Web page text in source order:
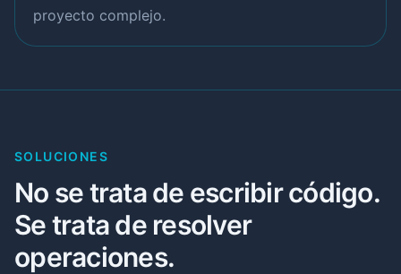
proyecto complejo.
SOLUCIONES
No se trata de escribir código.
Se trata de resolver
operaciones.